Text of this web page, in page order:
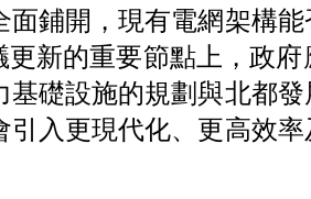
面鋪開，現有電網架構
更新的重要節點上，政
基礎設施的規劃與北都
引入更現代化、更高效